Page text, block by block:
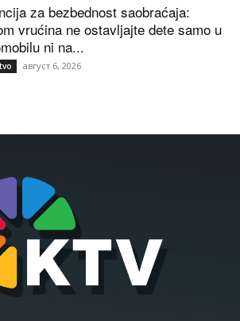
za bezbednost saobraćaja:
vrućina ne ostavljajte dete samo u
ni na...
август 6, 2026